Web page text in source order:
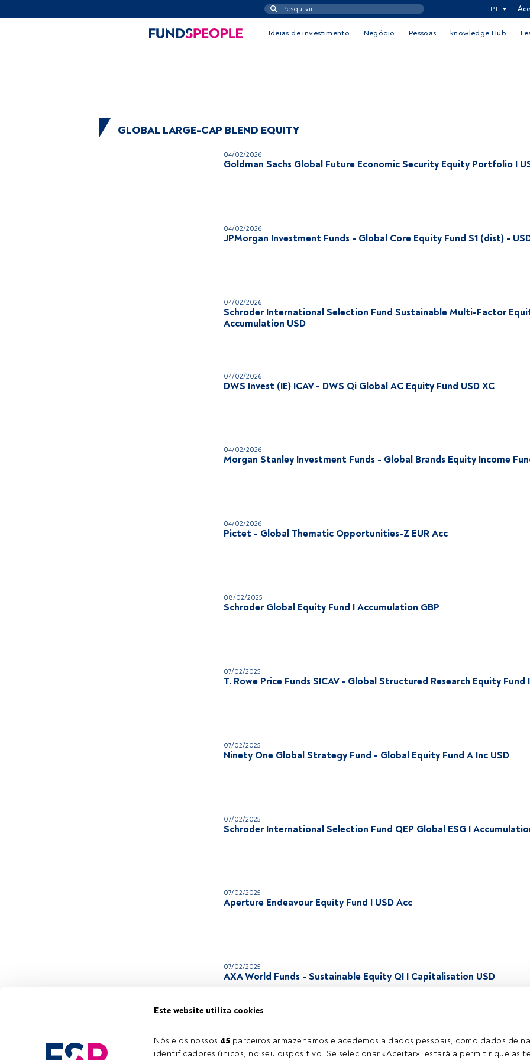
Este website utiliza cookies
Nós e os nossos 45 parceiros armazenamos e acedemos a dados pessoais, como dados de
identificadores únicos, no seu dispositivo. Se selecionar «Aceitar», estará a permitir que as
PT
Ideias de investimento Negócio Pessoas knowledge Hub
GLOBAL LARGE-CAP BLEND EQUITY
04/02/2026
Goldman Sachs Global Future Economic Security Equity Portfolio I
04/02/2026
JPMorgan Investment Funds - Global Core Equity Fund S1 (dist) -
04/02/2026
Schroder International Selection Fund Sustainable Multi-Factor
Accumulation USD
04/02/2026
DWS Invest (IE) ICAV - DWS Qi Global AC Equity Fund USD XC
04/02/2026
Morgan Stanley Investment Funds - Global Brands Equity Income
04/02/2026
Pictet - Global Thematic Opportunities-Z EUR Acc
08/02/2025
Schroder Global Equity Fund I Accumulation GBP
07/02/2025
T. Rowe Price Funds SICAV - Global Structured Research Equity Fund I
07/02/2025
Ninety One Global Strategy Fund - Global Equity Fund A Inc USD
07/02/2025
Schroder International Selection Fund QEP Global ESG I
07/02/2025
Aperture Endeavour Equity Fund I USD Acc
07/02/2025
AXA World Funds - Sustainable Equity QI I Capitalisation USD